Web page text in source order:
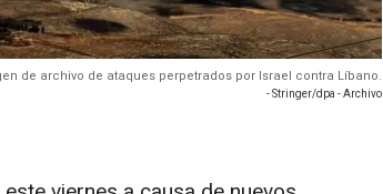
de archivo de ataques perpetrados por Israel contra Líbano.
- Stringer/dpa - Archivo